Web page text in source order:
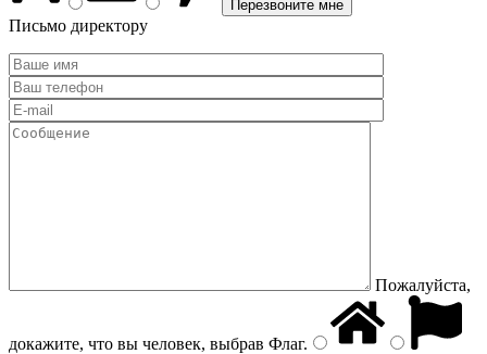
Письмо директору
Пожалуйста,
докажите, что вы человек, выбрав Флаг.